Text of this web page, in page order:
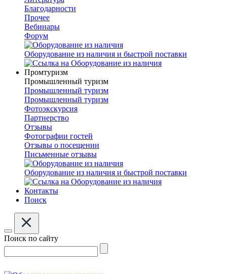
Благодарности
Прочее
Вебинары
Форум
Оборудование из наличия и быстрой поставки
Промтуризм
Промышленный туризм
Промышленный туризм
Промышленный туризм
Фотоэкскурсия
Партнерство
Отзывы
Фотографии гостей
Отзывы о посещении
Письменные отзывы
Оборудование из наличия и быстрой поставки
Контакты
Поиск
Поиск по сайту